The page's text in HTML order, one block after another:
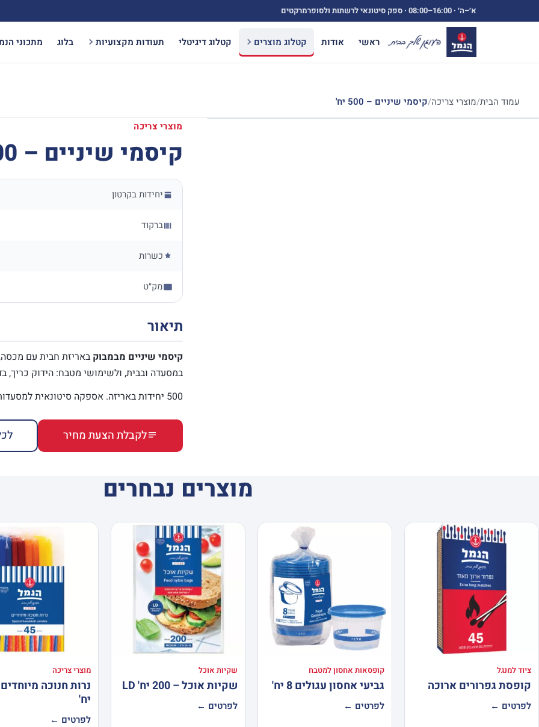
לתוכן
א׳–ה׳ · 08:00–16:00 · ספק סיטונאי לרשתות ולסופרמרקטים
ראשי אודות קטלוג מוצרים קטלוג דיגיטלי תעודות מקצועיות בלוג מתכוני
עמוד הבית/מוצרי צריכה/קיסמי שיניים – 500 יח'
מוצרי צריכה
קיסמי שיניים – 500 יח'
יחידות בקרטון
ברקוד
כשרות
מק״ט
תיאור
קיסמי שיניים מבמבוק באריזת חבית עם
במסעדה ובבית, ולשימושי מטבח: הידוק כריך,
500 יחידות באריזה. אספקה סיטונאית למסעדות, לקייטרינג, למכולות ולרשתות.
לקבלת הצעת מחיר
מוצרים נבחרים
ציוד למנגל
קופסת גפרורים ארוכה
לפרטים ←
קופסאות אחסון למטבח
גביעי אחסון עגולים 8 יח'
לפרטים ←
שקיות אוכל
שקיות אוכל – 200 יח' LD
לפרטים ←
מוצרי צריכה
יח'
לפרטים ←